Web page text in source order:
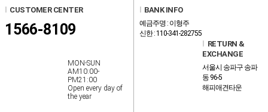
l CUSTOMER CENTER
1566-8109
MON-SUN
AM10:00-
PM21:00
Open every day of
the year
l BANK INFO
예금주명 : 이형주
신한 : 110-341-282755
l RETURN &
EXCHANGE
서울시 송파구 송파
동 96-5
해피애견타운